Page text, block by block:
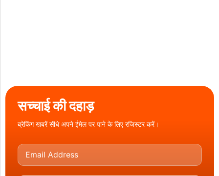
सच्चाई की दहाड़
ब्रेकिंग खबरें सीधे अपने ईमेल पर पाने के लिए रजिस्टर करें।